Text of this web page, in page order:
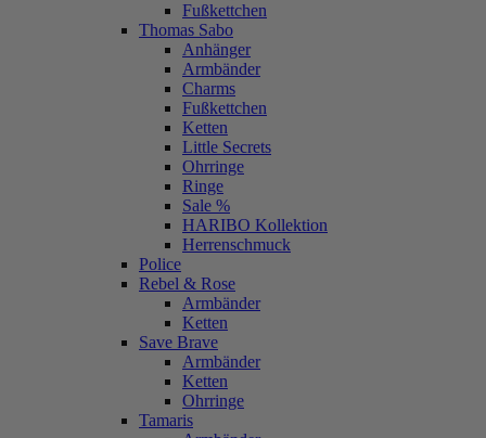
Fußkettchen
Thomas Sabo
Anhänger
Armbänder
Charms
Fußkettchen
Ketten
Little Secrets
Ohrringe
Ringe
Sale %
HARIBO Kollektion
Herrenschmuck
Police
Rebel & Rose
Armbänder
Ketten
Save Brave
Armbänder
Ketten
Ohrringe
Tamaris